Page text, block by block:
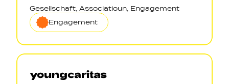
Gesellschaft, Associatioun, Engagement
Engagement
youngcaritas